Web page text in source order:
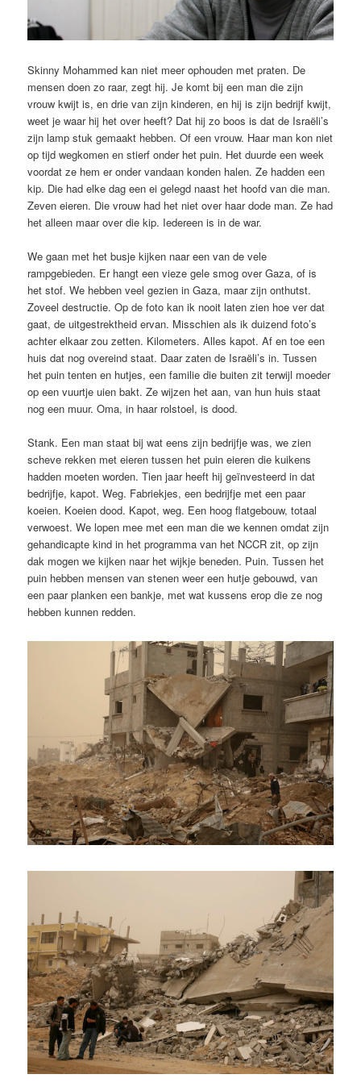
Skinny Mohammed kan niet meer ophouden met praten. De
mensen doen zo raar, zegt hij. Je komt bij een man die zijn
vrouw kwijt is, en drie van zijn kinderen, en hij is zijn bedrijf kwijt,
weet je waar hij het over heeft? Dat hij zo boos is dat de Israëli’s
zijn lamp stuk gemaakt hebben. Of een vrouw. Haar man kon niet
op tijd wegkomen en stierf onder het puin. Het duurde een week
voordat ze hem er onder vandaan konden halen. Ze hadden een
kip. Die had elke dag een ei gelegd naast het hoofd van die man.
Zeven eieren. Die vrouw had het niet over haar dode man. Ze had
het alleen maar over die kip. Iedereen is in de war.
We gaan met het busje kijken naar een van de vele
rampgebieden. Er hangt een vieze gele smog over Gaza, of is
het stof. We hebben veel gezien in Gaza, maar zijn onthutst.
Zoveel destructie. Op de foto kan ik nooit laten zien hoe ver dat
gaat, de uitgestrektheid ervan. Misschien als ik duizend foto’s
achter elkaar zou zetten. Kilometers. Alles kapot. Af en toe een
huis dat nog overeind staat. Daar zaten de Israëli’s in. Tussen
het puin tenten en hutjes, een familie die buiten zit terwijl moeder
op een vuurtje uien bakt. Ze wijzen het aan, van hun huis staat
nog een muur. Oma, in haar rolstoel, is dood.
Stank. Een man staat bij wat eens zijn bedrijfje was, we zien
scheve rekken met eieren tussen het puin eieren die kuikens
hadden moeten worden. Tien jaar heeft hij geïnvesteerd in dat
bedrijfje, kapot. Weg. Fabriekjes, een bedrijfje met een paar
koeien. Koeien dood. Kapot, weg. Een hoog flatgebouw, totaal
verwoest. We lopen mee met een man die we kennen omdat zijn
gehandicapte kind in het programma van het NCCR zit, op zijn
dak mogen we kijken naar het wijkje beneden. Puin. Tussen het
puin hebben mensen van stenen weer een hutje gebouwd, van
een paar planken een bankje, met wat kussens erop die ze nog
hebben kunnen redden.